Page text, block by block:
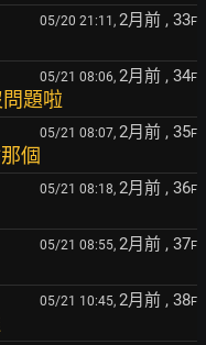
05/20 21:11, 2月前 , 33F
05/21 08:06, 2月前 , 34F
題啦
05/21 08:07, 2月前 , 35F
個
05/21 08:18, 2月前 , 36F
05/21 08:55, 2月前 , 37F
05/21 10:45, 2月前 , 38F